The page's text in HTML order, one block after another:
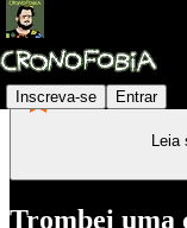
Inscreva-se Entrar
Leia
Trombei uma